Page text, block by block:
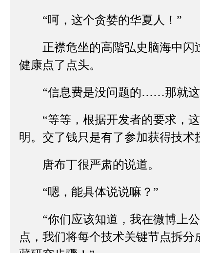
“呵，这个贪婪的华夏人！”
正襟危坐的高階弘史脑海中闪
健康点了点头。
“信息费是没问题的……那就这
“等等，根据开发者的要求，这
明。交了钱只是有了参加获得技
唐布丁很严肃的说道。
“嗯，能具体说说嘛？”
“你们应该知道，我在微博上公
点，我们将每个技术关键节点拆分